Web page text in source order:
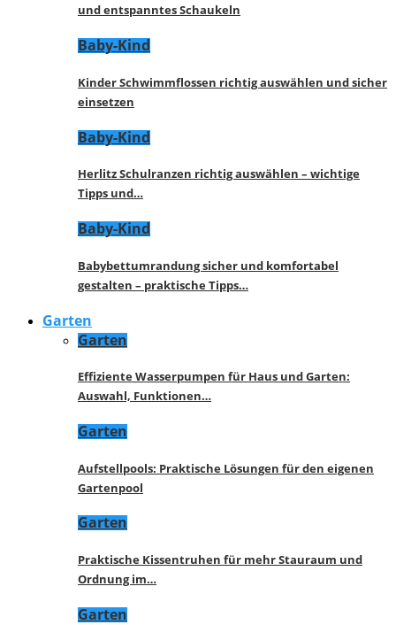
und entspanntes Schaukeln
Baby-Kind
Kinder Schwimmflossen richtig auswählen und sicher
einsetzen
Baby-Kind
Herlitz Schulranzen richtig auswählen – wichtige
Tipps und…
Baby-Kind
Babybettumrandung sicher und komfortabel
gestalten – praktische Tipps…
Garten
Garten
Effiziente Wasserpumpen für Haus und Garten:
Auswahl, Funktionen…
Garten
Aufstellpools: Praktische Lösungen für den eigenen
Gartenpool
Garten
Praktische Kissentruhen für mehr Stauraum und
Ordnung im…
Garten